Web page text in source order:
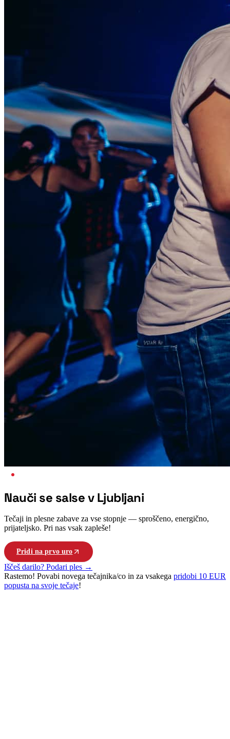
Nauči se salse v Ljubljani
Tečaji in plesne zabave za vse stopnje — sproščeno, energično,
prijateljsko. Pri nas vsak zapleše!
Pridi na prvo uro
Iščeš darilo? Podari ples →
Rastemo! Povabi novega tečajnika/co in za vsakega pridobi 10 EUR
popusta na svoje tečaje!